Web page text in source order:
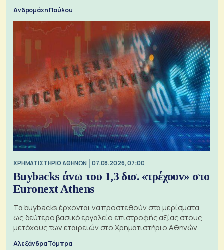
Ανδρομάχη Παύλου
XΡΗΜΑΤΙΣΤΗΡΙΟ ΑΘΗΝΩΝ 07.08.2026, 07:00
Buybacks άνω του 1,3 δισ. «τρέχουν» στο
Euronext Athens
Τα buybacks έρχονται να προστεθούν στα μερίσματα
ως δεύτερο βασικό εργαλείο επιστροφής αξίας στους
μετόχους των εταιρειών στο Χρηματιστήριο Αθηνών
Αλεξάνδρα Τόμπρα